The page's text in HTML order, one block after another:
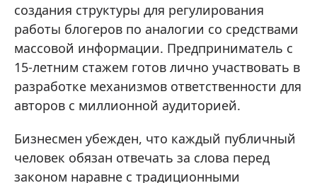
создания структуры для регулирования
работы блогеров по аналогии со средствами
массовой информации. Предприниматель с
15-летним стажем готов лично участвовать в
разработке механизмов ответственности для
авторов с миллионной аудиторией.
Бизнесмен убежден, что каждый публичный
человек обязан отвечать за слова перед
законом наравне с традиционными